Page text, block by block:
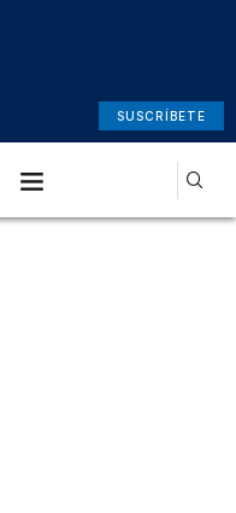
SUSCRÍBETE